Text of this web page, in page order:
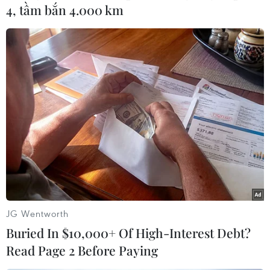
hai thị trường giao dịch kim loại ở
(TTXVN/Vietnam+)
4, tầm bắn 4.000 km
JG Wentworth
Buried In $10,000+ Of High-Interest Debt?
Read Page 2 Before Paying